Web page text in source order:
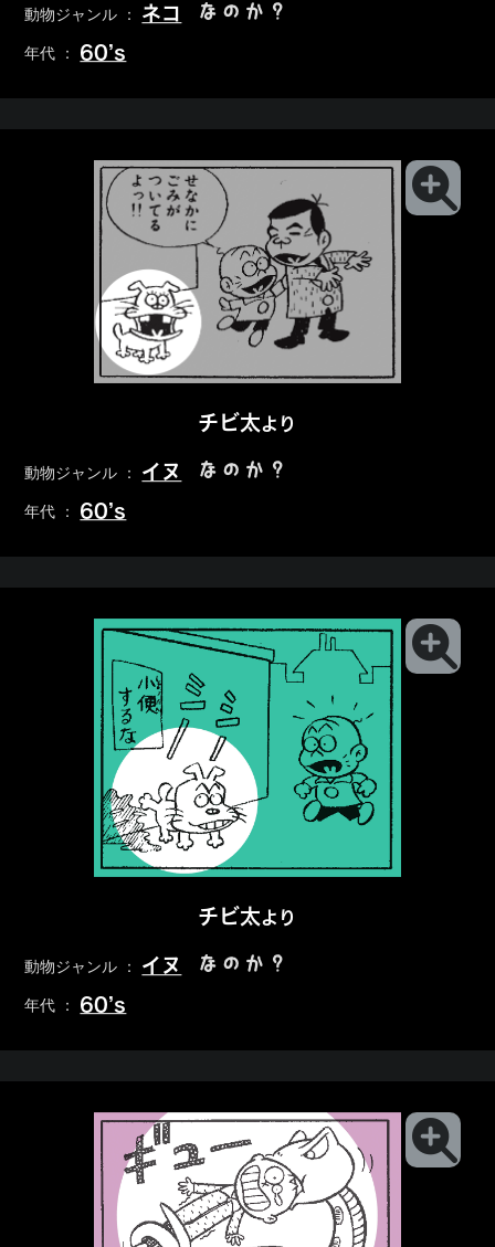
動物ジャンル ： ネコ なのか？
年代 ： 60’s
チビ太より
動物ジャンル ： イヌ なのか？
年代 ： 60’s
チビ太より
動物ジャンル ： イヌ なのか？
年代 ： 60’s